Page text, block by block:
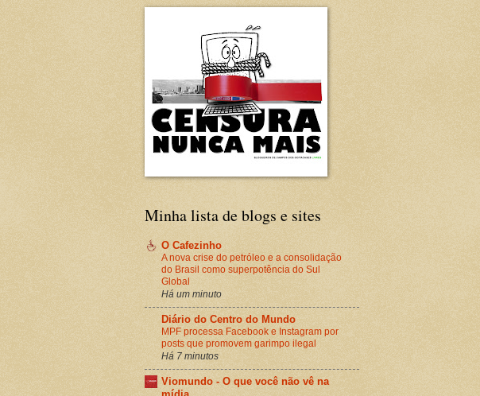
Minha lista de blogs e sites
O Cafezinho
A nova crise do petróleo e a consolidação
do Brasil como superpotência do Sul
Global
Há um minuto
Diário do Centro do Mundo
MPF processa Facebook e Instagram por
posts que promovem garimpo ilegal
Há 7 minutos
Viomundo - O que você não vê na
mídia